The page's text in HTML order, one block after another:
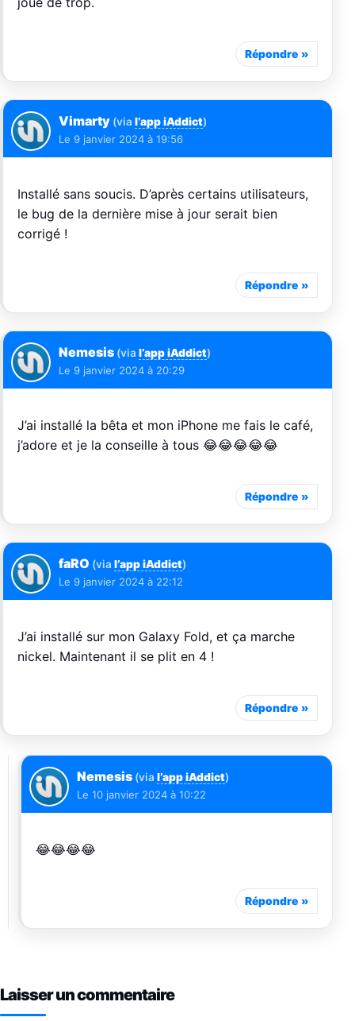
Répondre
Vimarty (via l’app iAddict)
Le 9 janvier 2024 à 19:56
Installé sans soucis. D’après certains utilisateurs,
le bug de la dernière mise à jour serait bien
corrigé !
Répondre
Nemesis (via l’app iAddict)
Le 9 janvier 2024 à 20:29
J’ai installé la bêta et mon iPhone me fais le café,
j’adore et je la conseille à tous 😂😂😂😂😂
Répondre
faRO (via l’app iAddict)
Le 9 janvier 2024 à 22:12
J’ai installé sur mon Galaxy Fold, et ça marche
nickel. Maintenant il se plit en 4 !
Répondre
Nemesis (via l’app iAddict)
Le 10 janvier 2024 à 10:22
😂😂😂😂
Répondre
Laisser un commentaire